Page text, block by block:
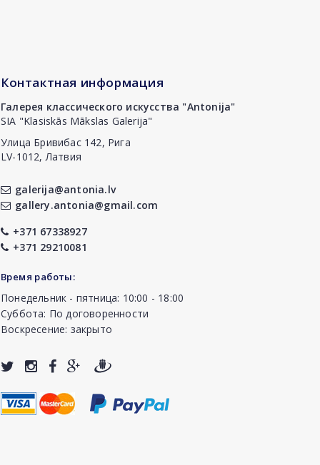
Контактная информация
Галерея классического искусства "Antonija"
SIA "Klasiskās Mākslas Galerija"
Улица Бривибас 142, Рига
LV-1012, Латвия
galerija@antonia.lv
gallery.antonia@gmail.com
+371 67338927
+371 29210081
Время работы:
Понедельник - пятница: 10:00 - 18:00
Суббота: По договоренности
Воскресение: закрыто